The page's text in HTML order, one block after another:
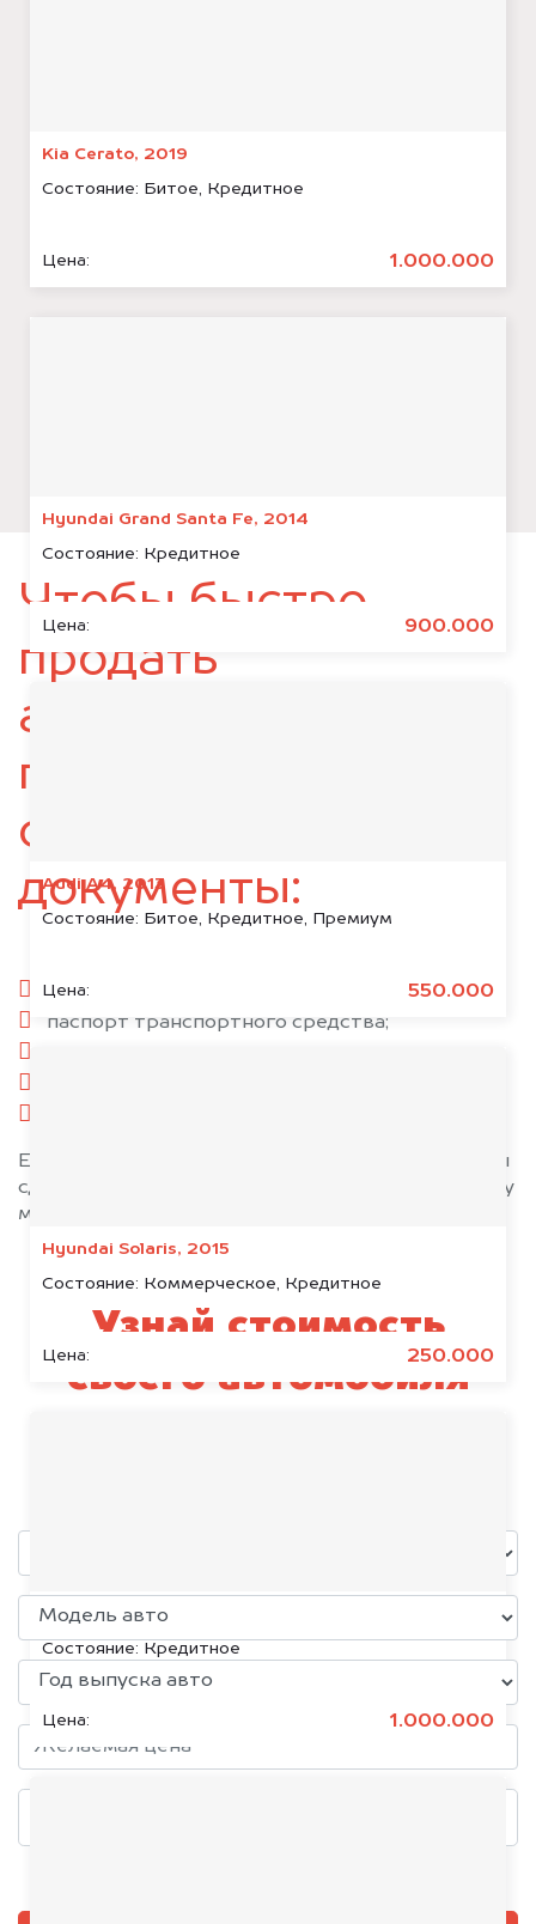
Kia Cerato, 2019
Состояние: Битое, Кредитное
Цена: 1.000.000
Hyundai Grand Santa Fe, 2014
Состояние: Кредитное
Цена: 900.000
Audi A4, 2013
Состояние: Битое, Кредитное, Премиум
Цена: 550.000
Hyundai Solaris, 2015
Состояние: Коммерческое, Кредитное
Цена: 250.000
KIA K5, 2020
Состояние: Кредитное
Цена: 1.000.000
Чтобы быстро
продать
автомобиль,
подготовьте
следующие
документы:
паспорт гражданина РФ;
паспорт транспортного средства;
Если у вас нет всех документов, то наши юристы
сделают всё возможное, чтобы оформить сделку
максимально быстро!
Узнай стоимость
своего автомобиля